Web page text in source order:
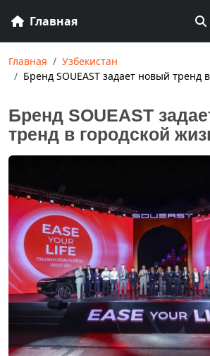
Главная
Главная
Узбекистан
Бренд SOUEAST задает новый тренд
Бренд SOUEAST
тренд в городской